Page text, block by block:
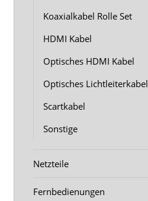
Koaxialkabel Rolle Set
HDMI Kabel
Optisches HDMI Kabel
Optisches Lichtleiterkabel
Scartkabel
Sonstige
Netzteile
Fernbedienungen